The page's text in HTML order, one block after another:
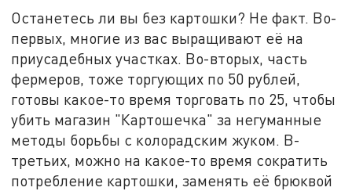
Останетесь ли вы без картошки? Не факт. Во-
первых, многие из вас выращивают её на
приусадебных участках. Во-вторых, часть
фермеров, тоже торгующих по 50 рублей,
готовы какое-то время торговать по 25, чтобы
убить магазин "Картошечка" за негуманные
методы борьбы с колорадским жуком. В-
третьих, можно на какое-то время сократить
потребление картошки, заменять её брюквой